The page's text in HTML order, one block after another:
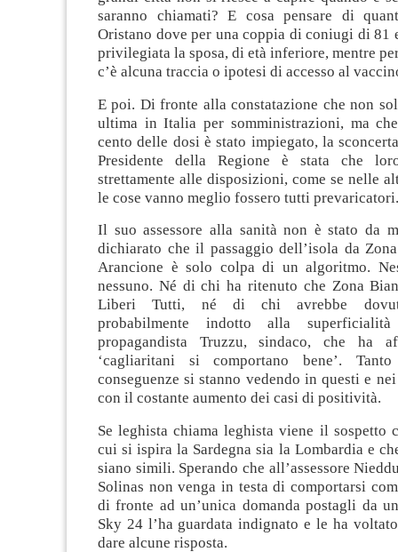
saranno chiamati? E cosa pensare di
Oristano dove per una coppia di coniugi di 81
privilegiata la sposa, di età inferiore, mentre
c’è alcuna traccia o ipotesi di accesso al
E poi. Di fronte alla constatazione che non
ultima in Italia per somministrazioni, ma
cento delle dosi è stato impiegato, la
Presidente della Regione è stata che
strettamente alle disposizioni, come se nelle
le cose vanno meglio fossero tutti prevaricatori.
Il suo assessore alla sanità non è stato da
dichiarato che il passaggio dell’isola da
Arancione è solo colpa di un algoritmo.
nessuno. Né di chi ha ritenuto che Zona
Liberi Tutti, né di chi avrebbe
probabilmente indotto alla superficialità
propagandista Truzzu, sindaco, che ha
‘cagliaritani si comportano bene’.
conseguenze si stanno vedendo in questi e
con il costante aumento dei casi di positività.
Se leghista chiama leghista viene il sospetto
cui si ispira la Sardegna sia la Lombardia e
siano simili. Sperando che all’assessore
Solinas non venga in testa di comportarsi
di fronte ad un’unica domanda postagli da
Sky 24 l’ha guardata indignato e le ha
dare alcune risposta.